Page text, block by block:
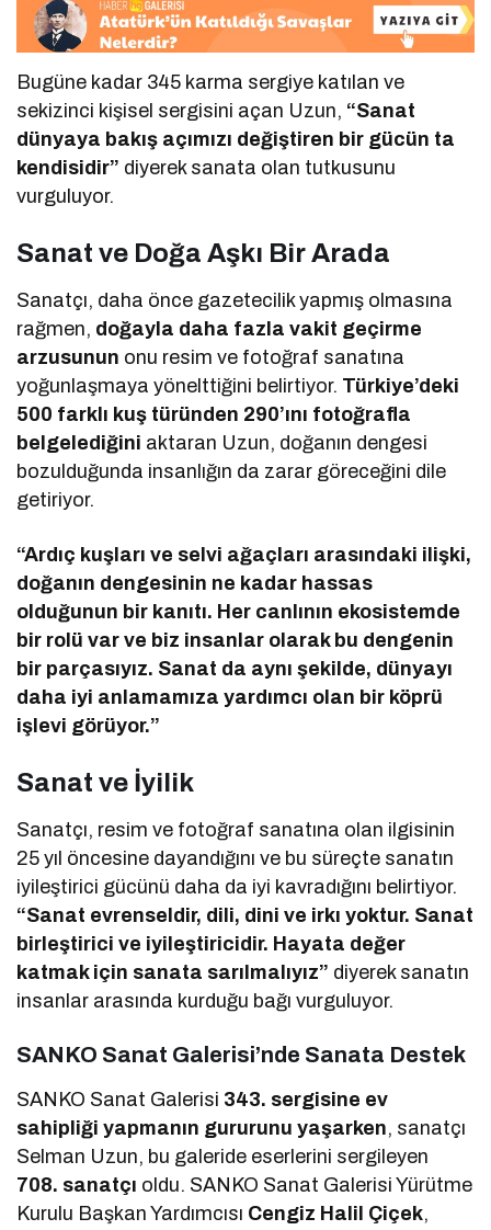
Bugüne kadar 345 karma sergiye katılan ve
sekizinci kişisel sergisini açan Uzun, “Sanat
dünyaya bakış açımızı değiştiren bir gücün ta
kendisidir” diyerek sanata olan tutkusunu
vurguluyor.
Sanat ve Doğa Aşkı Bir Arada
Sanatçı, daha önce gazetecilik yapmış olmasına
rağmen, doğayla daha fazla vakit geçirme
arzusunun onu resim ve fotoğraf sanatına
yoğunlaşmaya yönelttiğini belirtiyor. Türkiye’deki
500 farklı kuş türünden 290’ını fotoğrafla
belgelediğini aktaran Uzun, doğanın dengesi
bozulduğunda insanlığın da zarar göreceğini dile
getiriyor.
“Ardıç kuşları ve selvi ağaçları arasındaki ilişki,
doğanın dengesinin ne kadar hassas
olduğunun bir kanıtı. Her canlının ekosistemde
bir rolü var ve biz insanlar olarak bu dengenin
bir parçasıyız. Sanat da aynı şekilde, dünyayı
daha iyi anlamamıza yardımcı olan bir köprü
işlevi görüyor.”
Sanat ve İyilik
Sanatçı, resim ve fotoğraf sanatına olan ilgisinin
25 yıl öncesine dayandığını ve bu süreçte sanatın
iyileştirici gücünü daha da iyi kavradığını belirtiyor.
“Sanat evrenseldir, dili, dini ve irkı yoktur. Sanat
birleştirici ve iyileştiricidir. Hayata değer
katmak için sanata sarılmalıyız” diyerek sanatın
insanlar arasında kurduğu bağı vurguluyor.
SANKO Sanat Galerisi’nde Sanata Destek
SANKO Sanat Galerisi 343. sergisine ev
sahipliği yapmanın gururunu yaşarken, sanatçı
Selman Uzun, bu galeride eserlerini sergileyen
708. sanatçı oldu. SANKO Sanat Galerisi Yürütme
Kurulu Başkan Yardımcısı Cengiz Halil Çiçek,